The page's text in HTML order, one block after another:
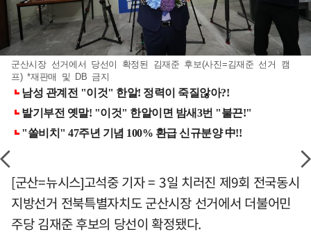
군산시장 선거에서 당선이 확정된 김재준 후보(사진=김재준 선거 캠
프) *재판매 및 DB 금지
[군산=뉴시스]고석중 기자 = 3일 치러진 제9회 전국동시
지방선거 전북특별자치도 군산시장 선거에서 더불어민
주당 김재준 후보의 당선이 확정됐다.